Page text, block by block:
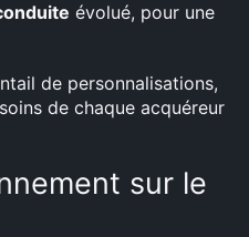
évolué, pour une
de personnalisations,
de chaque acquéreur
sur le